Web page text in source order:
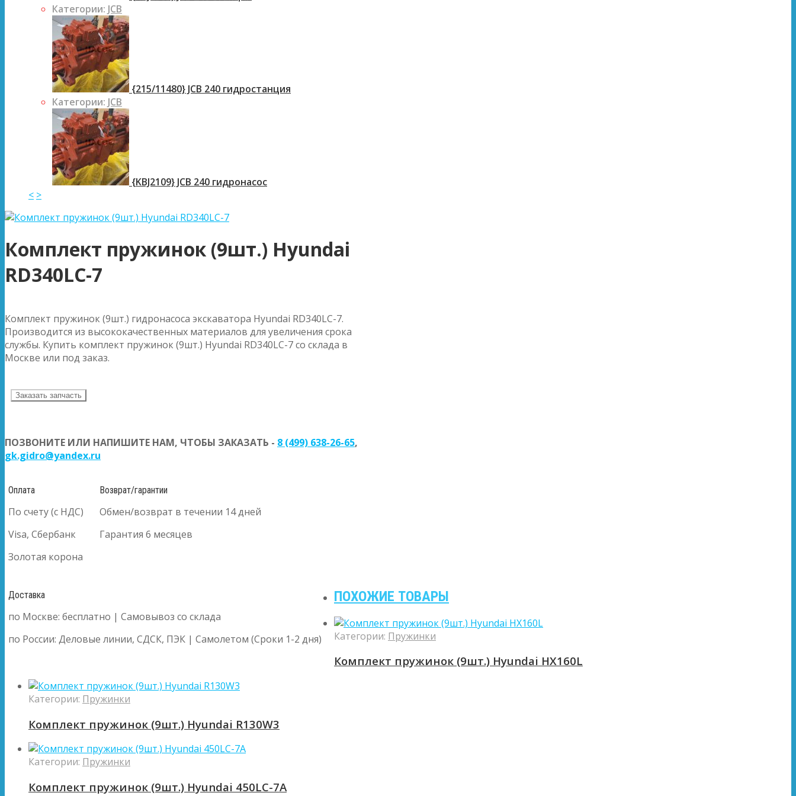
Категории: JCB
{215/11480} JCB 240 гидростанция
Категории: JCB
{KBJ2109} JCB 240 гидронасос
< >
Комплект пружинок (9шт.) Hyundai
RD340LC-7
Комплект пружинок (9шт.) гидронасоса экскаватора Hyundai RD340LC-7.
Производится из высококачественных материалов для увеличения срока
службы. Купить комплект пружинок (9шт.) Hyundai RD340LC-7 со склада в
Москве или под заказ.
Заказать запчасть
ПОЗВОНИТЕ ИЛИ НАПИШИТЕ НАМ, ЧТОБЫ ЗАКАЗАТЬ - 8 (499) 638-26-65,
gk.gidro@yandex.ru
Оплата
По счету (с НДС)
Visa, Сбербанк
Золотая корона
Возврат/гарантии
Обмен/возврат в течении 14 дней
Гарантия 6 месяцев
Доставка
по Москве: бесплатно | Самовывоз со склада
по России: Деловые линии, СДСК, ПЭК | Самолетом (Сроки 1-2 дня)
ПОХОЖИЕ ТОВАРЫ
Категории: Пружинки
Комплект пружинок (9шт.) Hyundai HX160L
Категории: Пружинки
Комплект пружинок (9шт.) Hyundai R130W3
Категории: Пружинки
Комплект пружинок (9шт.) Hyundai 450LC-7A